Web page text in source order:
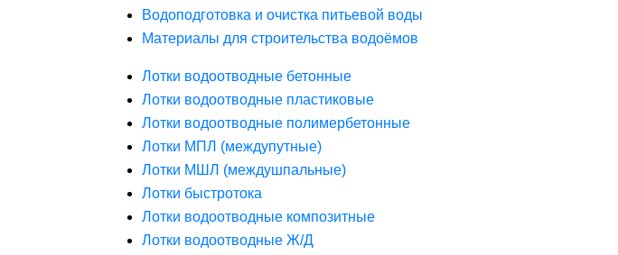
Водоподготовка и очистка питьевой воды
Материалы для строительства водоёмов
Лотки водоотводные бетонные
Лотки водоотводные пластиковые
Лотки водоотводные полимербетонные
Лотки МПЛ (междупутные)
Лотки МШЛ (междушпальные)
Лотки быстротока
Лотки водоотводные композитные
Лотки водоотводные Ж/Д